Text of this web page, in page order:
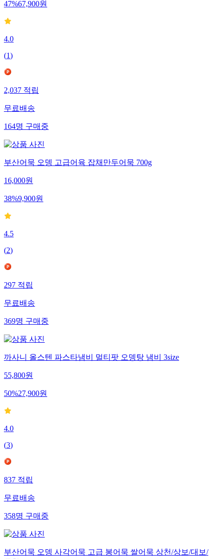
47%67,900원
4.0
(1)
2,037적립
무료배송
164명구매중
부산어묵 오뎅 고급어육 잡채만두어묵 700g
16,000원
38%9,900원
4.5
(2)
297적립
무료배송
369명구매중
까사니 올스텐 파스타냄비 멀티팟 오뎅탕 냄비 3size
55,800원
50%27,900원
4.0
(3)
837적립
무료배송
358명구매중
부산어묵 오뎅 사각어묵 고급 봉어묵 쌀어묵 상천/상보/대보/